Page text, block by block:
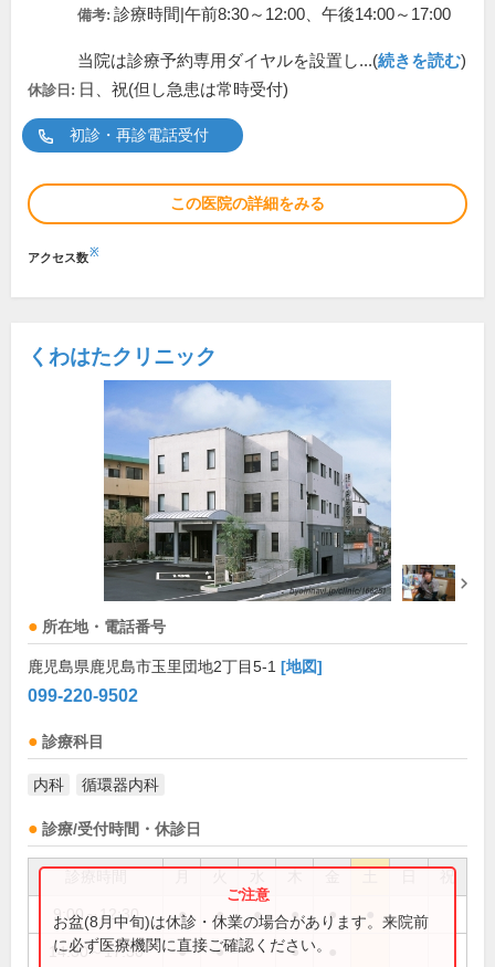
備考: 診療時間|午前8:30～12:00、午後14:00～17:00
当院は診療予約専用ダイヤルを設置し...(続きを読む)
休診日: 日、祝(但し急患は常時受付)
初診・再診電話受付
この医院の詳細をみる
アクセス数※
くわはたクリニック
所在地・電話番号
鹿児島県鹿児島市玉里団地2丁目5-1 [地図]
099-220-9502
診療科目
内科 循環器内科
診療/受付時間・休診日
祝
9:00～12:30 ● ● ● ● ●
14:30～17:30 ● ● ●
お盆(8月中旬)は休診・休業の場合があります。来院前
に必ず医療機関に直接ご確認ください。